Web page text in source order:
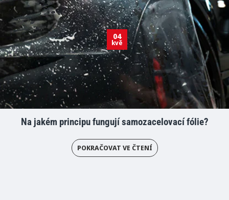
04
kvě
Na jakém principu fungují samozacelovací fólie?
POKRAČOVAT VE ČTENÍ